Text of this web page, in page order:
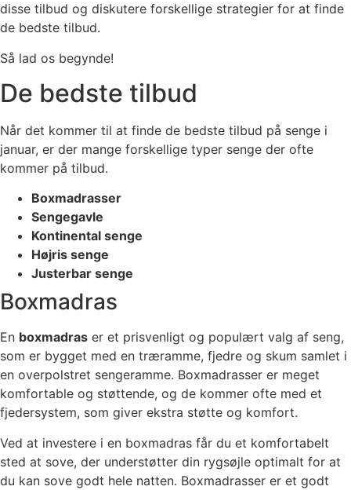
disse tilbud og diskutere forskellige strategier for at finde
de bedste tilbud.
Så lad os begynde!
De bedste tilbud
Når det kommer til at finde de bedste tilbud på senge i
januar, er der mange forskellige typer senge der ofte
kommer på tilbud.
Boxmadrasser
Sengegavle
Kontinental senge
Højris senge
Justerbar senge
Boxmadras
En boxmadras er et prisvenligt og populært valg af seng,
som er bygget med en træramme, fjedre og skum samlet i
en overpolstret sengeramme. Boxmadrasser er meget
komfortable og støttende, og de kommer ofte med et
fjedersystem, som giver ekstra støtte og komfort.
Ved at investere i en boxmadras får du et komfortabelt
sted at sove, der understøtter din rygsøjle optimalt for at
du kan sove godt hele natten. Boxmadrasser er et godt